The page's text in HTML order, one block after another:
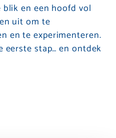
en een hoofd vol
uit om te
en te experimenteren.
eerste stap… en ontdek